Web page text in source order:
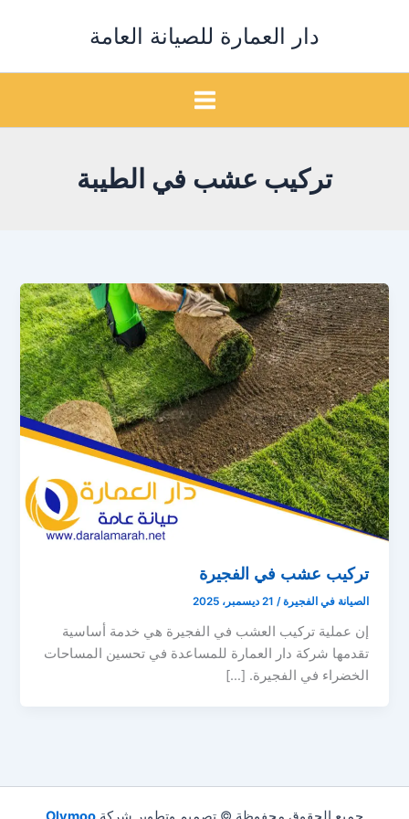
دار العمارة للصيانة العامة
تركيب عشب في الطيبة
تركيب عشب في الفجيرة
الصيانة في الفجيرة/ 21 ديسمبر، 2025
إن عملية تركيب العشب في الفجيرة هي خدمة أساسية
تقدمها شركة دار العمارة للمساعدة في تحسين المساحات
الخضراء في الفجيرة. […]